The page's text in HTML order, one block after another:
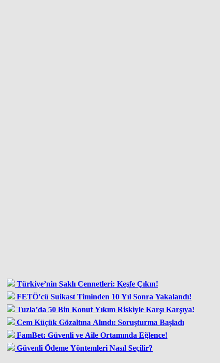
Türkiye’nin Saklı Cennetleri: Keşfe Çıkın!
FETÖ’cü Suikast Timinden 10 Yıl Sonra Yakalandı!
Tuzla’da 50 Bin Konut Yıkım Riskiyle Karşı Karşıya!
Cem Küçük Gözaltına Alındı: Soruşturma Başladı
FamBet: Güvenli ve Aile Ortamında Eğlence!
Güvenli Ödeme Yöntemleri Nasıl Seçilir?